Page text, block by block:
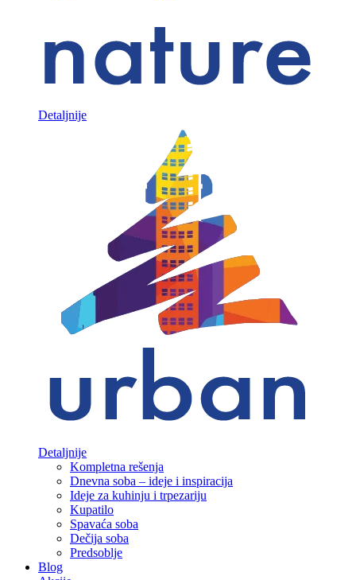
Detaljnije
Detaljnije
Kompletna rešenja
Dnevna soba – ideje i inspiracija
Ideje za kuhinju i trpezariju
Kupatilo
Spavaća soba
Dečija soba
Predsoblje
Blog